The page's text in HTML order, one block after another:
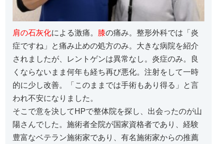
肩の石灰化による激痛。 膝の痛み。整形外科では「炎
症ですね」と痛み止めの処方のみ。大きな病院を紹介
されましたが、レントゲンは異常なし。炎症のみ。良
くならないまま何年も経ち再び悪化。注射をして一時
的に少し改善。「このままでは手術もあり得る」と言
われ不安になりました。
そこで意を決してHPで整体院を探し、出会ったのが山
陽さんでした。施術者全院が国家資格者であり、経験
豊富なベテラン施術家であり、有名施術家からの推薦